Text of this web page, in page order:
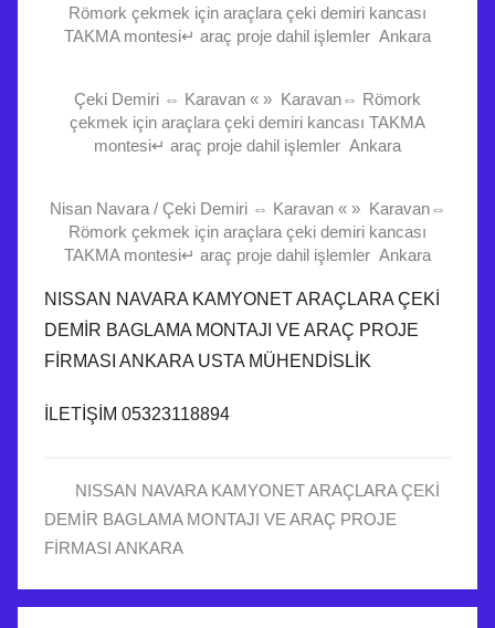
Römork çekmek için araçlara çeki demiri kancası
TAKMA montesi↵ araç proje dahil işlemler Ankara
Çeki Demiri ⇔ Karavan « » Karavan⇔ Römork
çekmek için araçlara çeki demiri kancası TAKMA
montesi↵ araç proje dahil işlemler Ankara
Nisan Navara / Çeki Demiri ⇔ Karavan « » Karavan⇔
Römork çekmek için araçlara çeki demiri kancası
TAKMA montesi↵ araç proje dahil işlemler Ankara
NISSAN NAVARA KAMYONET ARAÇLARA ÇEKİ
DEMİR BAGLAMA MONTAJI VE ARAÇ PROJE
FİRMASI ANKARA USTA MÜHENDİSLİK
İLETİŞİM 05323118894
NISSAN NAVARA KAMYONET ARAÇLARA ÇEKİ
DEMİR BAGLAMA MONTAJI VE ARAÇ PROJE
FİRMASI ANKARA
N